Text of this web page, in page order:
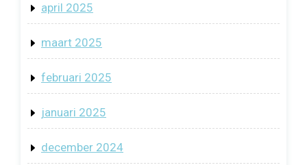
april 2025
maart 2025
februari 2025
januari 2025
december 2024